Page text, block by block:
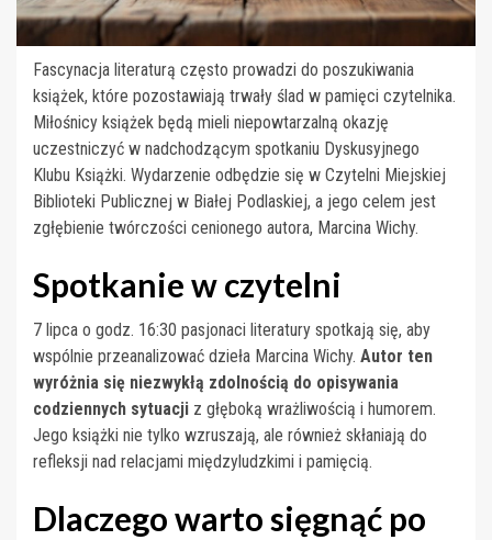
Fascynacja literaturą często prowadzi do poszukiwania
książek, które pozostawiają trwały ślad w pamięci czytelnika.
Miłośnicy książek będą mieli niepowtarzalną okazję
uczestniczyć w nadchodzącym spotkaniu Dyskusyjnego
Klubu Książki. Wydarzenie odbędzie się w Czytelni Miejskiej
Biblioteki Publicznej w Białej Podlaskiej, a jego celem jest
zgłębienie twórczości cenionego autora, Marcina Wichy.
Spotkanie w czytelni
7 lipca o godz. 16:30 pasjonaci literatury spotkają się, aby
wspólnie przeanalizować dzieła Marcina Wichy. Autor ten
wyróżnia się niezwykłą zdolnością do opisywania
codziennych sytuacji z głęboką wrażliwością i humorem.
Jego książki nie tylko wzruszają, ale również skłaniają do
refleksji nad relacjami międzyludzkimi i pamięcią.
Dlaczego warto sięgnąć po